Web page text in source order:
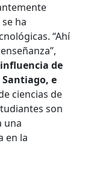
ha
“Ahí
de
e
ciencias de
son
una
en la